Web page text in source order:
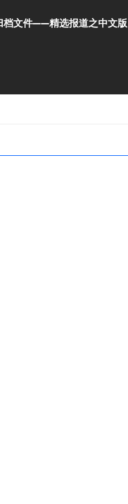
档文件——精选报道之中文版